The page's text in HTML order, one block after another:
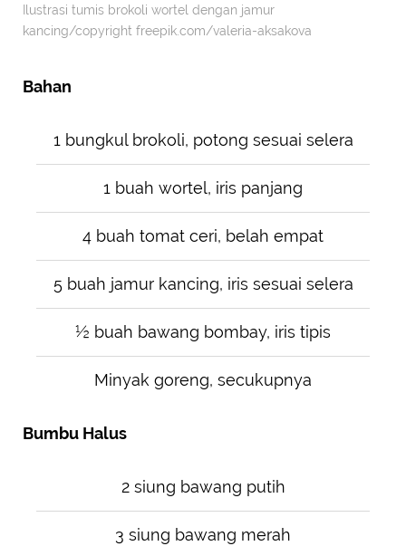
Ilustrasi tumis brokoli wortel dengan jamur
kancing/copyright freepik.com/valeria-aksakova
Bahan
1 bungkul brokoli, potong sesuai selera
1 buah wortel, iris panjang
4 buah tomat ceri, belah empat
5 buah jamur kancing, iris sesuai selera
½ buah bawang bombay, iris tipis
Minyak goreng, secukupnya
Bumbu Halus
2 siung bawang putih
3 siung bawang merah